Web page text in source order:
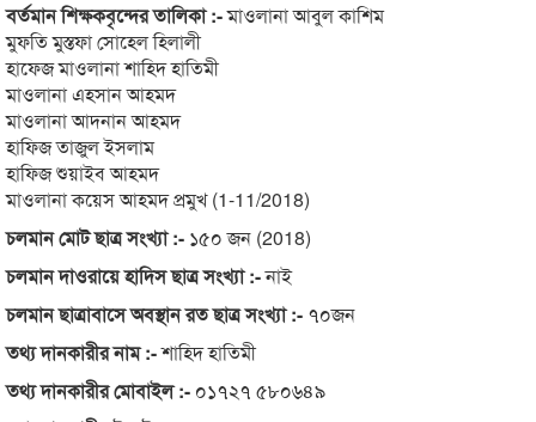
বর্তমান শিক্ষকবৃন্দের তালিকা :-মাওলানা আবুল কাশিম
মুফতি মুস্তফা সোহেল হিলালী
হাফেজ মাওলানা শাহিদ হাতিমী
মাওলানা এহসান আহমদ
মাওলানা আদনান আহমদ
হাফিজ তাজুল ইসলাম
হাফিজ শুয়াইব আহমদ
মাওলানা কয়েস আহমদ প্রমুখ (1-11/2018)
চলমান মোট ছাত্র সংখ্যা :- ১৫০ জন (2018)
চলমান দাওরায়ে হাদিস ছাত্র সংখ্যা :-নাই
চলমান ছাত্রাবাসে অবস্থান রত ছাত্র সংখ্যা :- ৭০জন
তথ্য দানকারীর নাম :-শাহিদ হাতিমী
তথ্য দানকারীর মোবাইল :- ০১৭২৭ ৫৮০৬৪৯